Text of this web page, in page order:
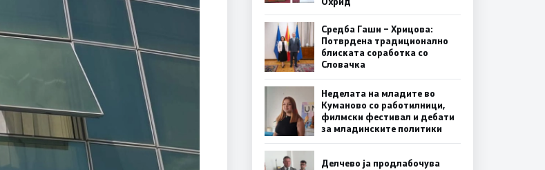
Средба Гаши – Хрицова:
Потврдена традиционално
блиската соработка со
Словачка
Неделата на младите во
Куманово со работилници,
филмски фестивал и дебати
за младинските политики
Делчево ја продлабочува